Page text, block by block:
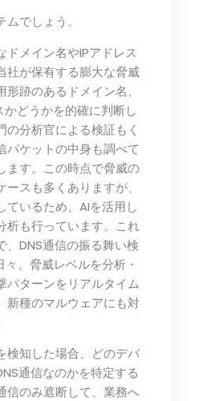
でしょう。
メイン名やIPアドレス
社が保有する膨大な脅威
跡のあるドメイン名、
かどうかを的確に判断し
の分析官による検証もく
パケットの中身も調べて
ます。この時点で脅威の
スも多くありますが、
ているため、AIを活用し
析も行っています。これ
、DNS通信の振る舞い検
、脅威レベルを分析・
パターンをリアルタイム
新種のマルウェアにも対
知した場合、どのデバ
通信なのかを特定する
信のみ遮断して、業務へ